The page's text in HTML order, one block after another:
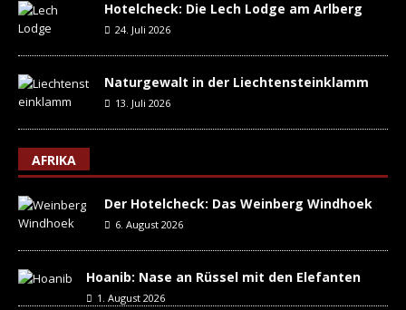
Hotelcheck: Die Lech Lodge am Arlberg
24. Juli 2026
Naturgewalt in der Liechtensteinklamm
13. Juli 2026
AFRIKA
Der Hotelcheck: Das Weinberg Windhoek
6. August 2026
Hoanib: Nase an Rüssel mit den Elefanten
1. August 2026